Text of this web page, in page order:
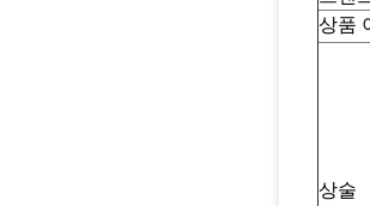
상품
상술